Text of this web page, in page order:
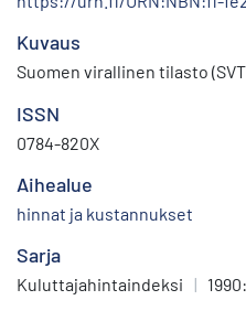
Kuvaus
Suomen virallinen tilasto
ISSN
0784-820X
Aihealue
hinnat ja kustannukset
Sarja
Kuluttajahintaindeksi |